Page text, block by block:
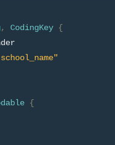
, CodingKey {
{